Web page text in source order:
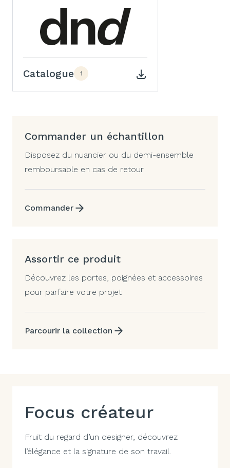
Catalogue 1
Commander un échantillon
Disposez du nuancier ou du demi-ensemble
remboursable en cas de retour
Commander
Assortir ce produit
Découvrez les portes, poignées et accessoires
pour parfaire votre projet
Parcourir la collection
Focus créateur
Fruit du regard d’un designer, découvrez
l’élégance et la signature de son travail.